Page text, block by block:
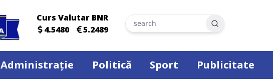
Curs Valutar BNR
4.5480
5.2489
Search
Administrație Politică Sport Publicitate